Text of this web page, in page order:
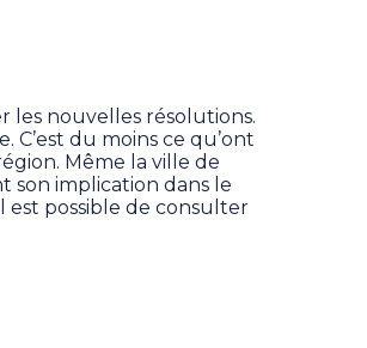
les nouvelles résolutions.
du moins ce qu’ont
Même la ville de
son implication dans le
est possible de consulter